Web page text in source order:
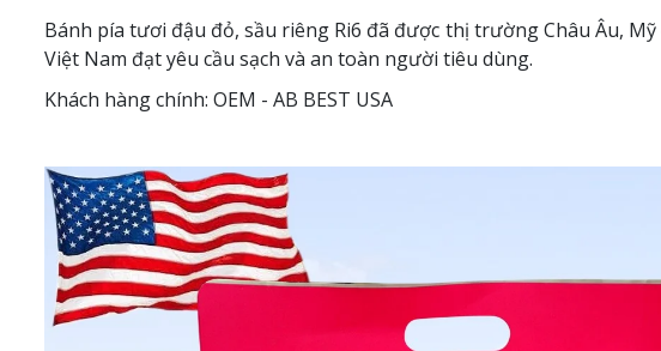
Bánh pía tươi đậu đỏ, sầu riêng Ri6 đã được thị trường Châu Âu,
Việt Nam đạt yêu cầu sạch và an toàn người tiêu dùng.
Khách hàng chính: OEM - AB BEST USA